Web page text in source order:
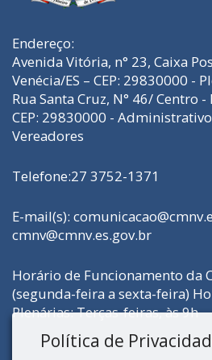
Endereço:
Avenida Vitória, n° 23, Caixa
Venécia/ES – CEP: 29830000 -
Rua Santa Cruz, N° 46/ Centro -
CEP: 29830000 -
Vereadores
Telefone:27 3752-1371
E-mail(s):
cmnv@cmnv.es.gov.br
Horário de Funcionamento da
(segunda-feira a sexta-feira)
Plenárias: Terças-feiras, às 9h
Política de